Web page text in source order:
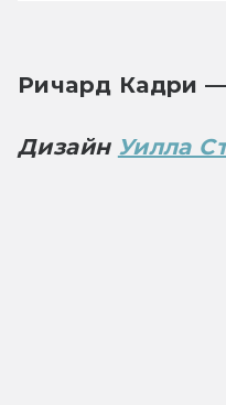
Ричард Кадри
Дизайн Уилла